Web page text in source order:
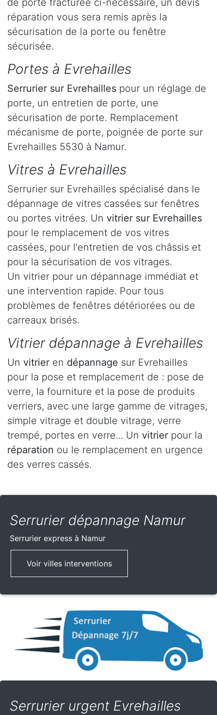
de porte fracturée ci-nécessaire, un devis
réparation vous sera remis après la
sécurisation de la porte ou fenêtre
sécurisée.
Portes à Evrehailles
Serrurier sur Evrehailles pour un réglage de
porte, un entretien de porte, une
sécurisation de porte. Remplacement
mécanisme de porte, poignée de porte sur
Evrehailles 5530 à Namur.
Vitres à Evrehailles
Serrurier sur Evrehailles spécialisé dans le
dépannage de vitres cassées sur fenêtres
ou portes vitrées. Un vitrier sur Evrehailles
pour le remplacement de vos vitres
cassées, pour l'entretien de vos châssis et
pour la sécurisation de vos vitrages.
Un vitrier pour un dépannage immédiat et
une intervention rapide. Pour tous
problèmes de fenêtres détériorées ou de
carreaux brisés.
Vitrier dépannage à Evrehailles
Un vitrier en dépannage sur Evrehailles
pour la pose et remplacement de : pose de
verre, la fourniture et la pose de produits
verriers, avec une large gamme de vitrages,
simple vitrage et double vitrage, verre
trempé, portes en verre... Un vitrier pour la
réparation ou le remplacement en urgence
des verres cassés.
Serrurier dépannage Namur
Serrurier express à Namur
Voir villes interventions
Serrurier urgent Evrehailles